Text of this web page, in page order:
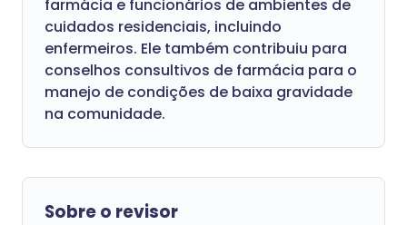
farmácia e funcionários de ambientes de
cuidados residenciais, incluindo
enfermeiros. Ele também contribuiu para
conselhos consultivos de farmácia para o
manejo de condições de baixa gravidade
na comunidade.
Sobre o revisor